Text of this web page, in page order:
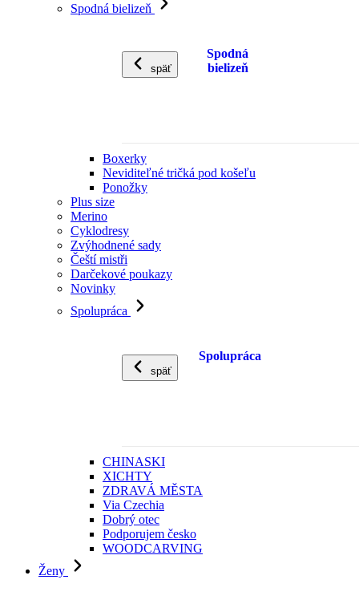
Spodná bielizeň
späť
Spodná
bielizeň
Boxerky
Neviditeľné tričká pod košeľu
Ponožky
Plus size
Merino
Cyklodresy
Zvýhodnené sady
Čeští mistři
Darčekové poukazy
Novinky
Spolupráca
späť
Spolupráca
CHINASKI
XICHTY
ZDRAVÁ MĚSTA
Via Czechia
Dobrý otec
Podporujem česko
WOODCARVING
Ženy